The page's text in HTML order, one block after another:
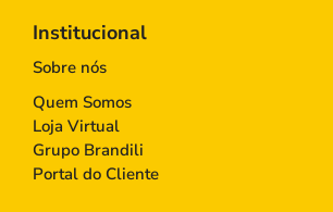
Institucional
Sobre nós
Quem Somos
Loja Virtual
Grupo Brandili
Portal do Cliente